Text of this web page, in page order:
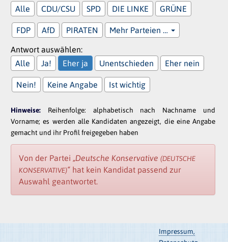
Alle
CDU/CSU SPD DIE LINKE GRÜNE
FDP AfD PIRATEN Mehr Parteien …
Antwort auswählen:
Alle
Ja! Eher ja Unentschieden Eher nein
Nein! Keine Angabe Ist wichtig
Hinweise: Reihenfolge: alphabetisch nach Nachname und
Vorname; es werden alle Kandidaten angezeigt, die eine Angabe
gemacht und ihr Profil freigegeben haben
Von der Partei „Deutsche Konservative (DEUTSCHE
KONSERVATIVE)“ hat kein Kandidat passend zur
Auswahl geantwortet.
Impressum,